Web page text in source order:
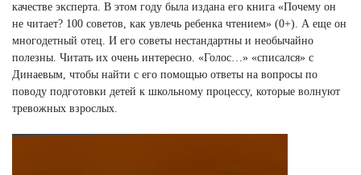
качестве эксперта. В этом году была издана его книга «Почему он
не читает? 100 советов, как увлечь ребенка чтением» (0+). А еще он
многодетный отец. И его советы нестандартны и необычайно
полезны. Читать их очень интересно. «Голос…» «списался» с
Динаевым, чтобы найти с его помощью ответы на вопросы по
поводу подготовки детей к школьному процессу, которые волнуют
тревожных взрослых.